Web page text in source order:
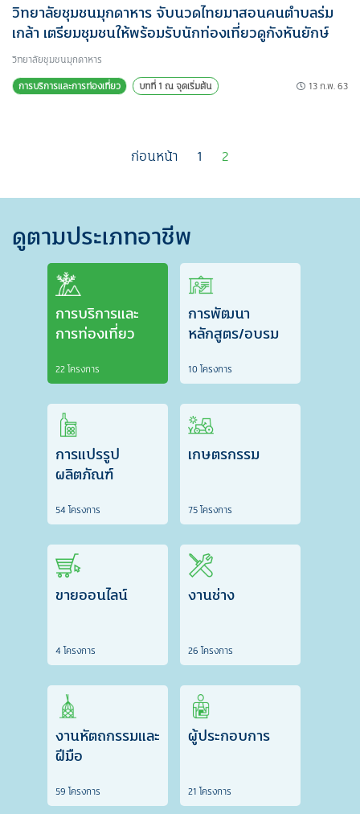
วิทยาลัยชุมชนมุกดาหาร จับนวดไทยมาสอนคนตำบลร่ม
เกล้า เตรียมชุมชนให้พร้อมรับนักท่องเที่ยวดูกังหันยักษ์
วิทยาลัยชุมชนมุกดาหาร
การบริการและการท่องเที่ยว
บทที่ 1 ณ จุดเริ่มต้น 13 ก.พ. 63
ก่อนหน้า 1 2
ดูตามประเภทอาชีพ
การบริการและ
การท่องเที่ยว
22 โครงการ
การพัฒนา
หลักสูตร/อบรม
10 โครงการ
การแปรรูป
ผลิตภัณฑ์
54 โครงการ
เกษตรกรรม
75 โครงการ
ขายออนไลน์
4 โครงการ
งานช่าง
26 โครงการ
งานหัตถกรรมและ
ฝีมือ
59 โครงการ
ผู้ประกอบการ
21 โครงการ